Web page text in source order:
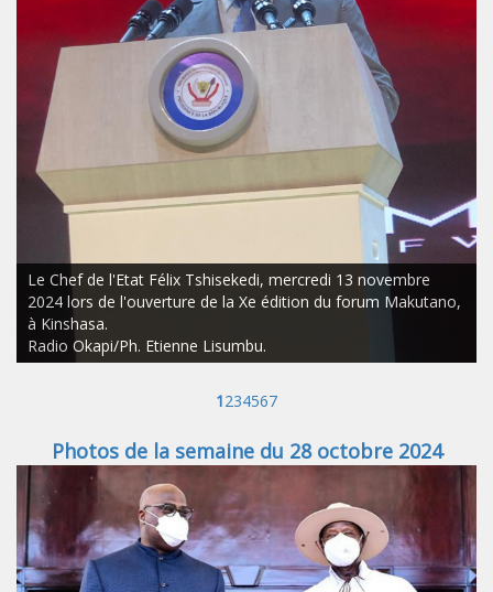
Le Chef de l'Etat Félix Tshisekedi, mercredi 13 novembre
2024 lors de l'ouverture de la Xe édition du forum Makutano,
à Kinshasa.
Radio Okapi/Ph. Etienne Lisumbu.
1234567
Photos de la semaine du 28 octobre 2024